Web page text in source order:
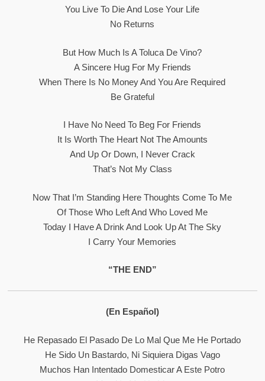
You Live To Die And Lose Your Life
No Returns
But How Much Is A Toluca De Vino?
A Sincere Hug For My Friends
When There Is No Money And You Are Required
Be Grateful
I Have No Need To Beg For Friends
It Is Worth The Heart Not The Amounts
And Up Or Down, I Never Crack
That’s Not My Class
Now That I’m Standing Here Thoughts Come To Me
Of Those Who Left And Who Loved Me
Today I Have A Drink And Look Up At The Sky
I Carry Your Memories
“THE END”
(En Español)
He Repasado El Pasado De Lo Mal Que Me He Portado
He Sido Un Bastardo, Ni Siquiera Digas Vago
Muchos Han Intentado Domesticar A Este Potro